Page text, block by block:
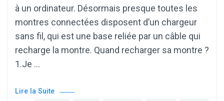
à un ordinateur. Désormais presque toutes les
montres connectées disposent d’un chargeur
sans fil, qui est une base reliée par un câble qui
recharge la montre. Quand recharger sa montre ?
1.Je …
Lire la Suite